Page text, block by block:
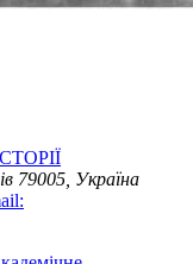
79005, Україна